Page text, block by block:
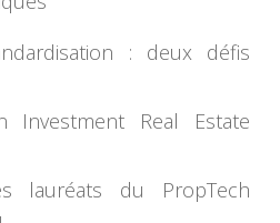
: deux défis
Investment Real Estate
lauréats du PropTech